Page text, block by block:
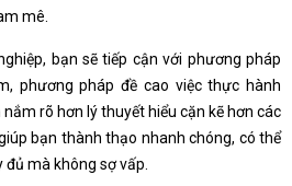
mê.
bạn sẽ tiếp cận với phương pháp
phương pháp đề cao việc thực hành
rõ hơn lý thuyết hiểu cặn kẽ hơn các
bạn thành thạo nhanh chóng, có thể
mà không sợ vấp.